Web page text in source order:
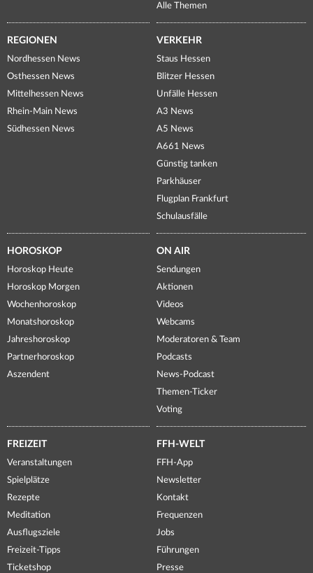
Alle Themen
REGIONEN
Nordhessen News
Osthessen News
Mittelhessen News
Rhein-Main News
Südhessen News
VERKEHR
Staus Hessen
Blitzer Hessen
Unfälle Hessen
A3 News
A5 News
A661 News
Günstig tanken
Parkhäuser
Flugplan Frankfurt
Schulausfälle
HOROSKOP
Horoskop Heute
Horoskop Morgen
Wochenhoroskop
Monatshoroskop
Jahreshoroskop
Partnerhoroskop
Aszendent
ON AIR
Sendungen
Aktionen
Videos
Webcams
Moderatoren & Team
Podcasts
News-Podcast
Themen-Ticker
Voting
FREIZEIT
Veranstaltungen
Spielplätze
Rezepte
Meditation
Ausflugsziele
Freizeit-Tipps
Ticketshop
FFH-WELT
FFH-App
Newsletter
Kontakt
Frequenzen
Jobs
Führungen
Presse